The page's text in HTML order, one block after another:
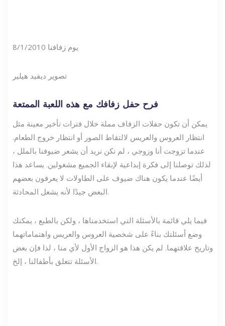
يوم زفافنا 8/1/2010
تصوير ديفيد هيلير
فرح حفل ​​زفافك مع هذه اللعبة الممتعة
يمكن أن تكون حفلات الزفاف مملة خلال فترات تأخير معينة مثل
انتظار العروس والعريس لالتقاط الصور أو انتظار خروج الطعام.
عندما تزوجت أنا وزوجي ، لم نكن نريد أن يشعر ضيوفنا بالملل ،
لذلك توصلنا إلى فكرة إبداعية لإبقاء الجميع مشغولين. يساعد هذا
أيضًا عندما يكون هناك ضيوف على الطاولات لا يعرفون بعضهم
البعض جيدًا لأنه يشعل المحادثة.
فيما يلي قائمة بالأسئلة التي استخدمناها ، ولكن بالطبع ، يمكنك
وضع أسئلتك بناءً على شخصية العروس والعريس واهتماماتهما
وتاريخ علاقتهما. لم يكن هذا هو الزواج الأول لأي منا ، لذا فإن بعض
الأسئلة تتعلق بأطفالنا ، إلخ.